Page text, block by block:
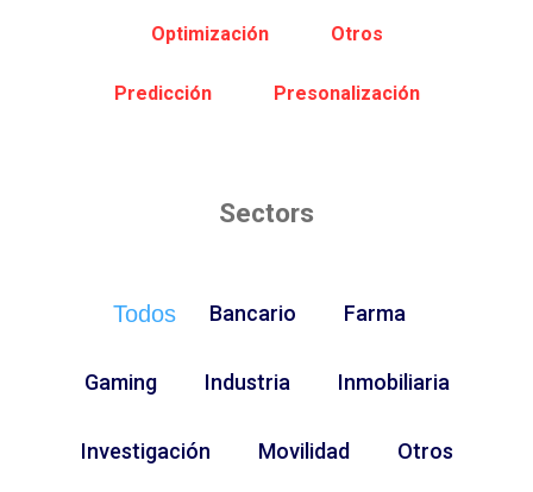
Optimización Otros
Predicción Presonalización
Sectors
Todos Bancario Farma
Gaming Industria Inmobiliaria
Investigación Movilidad Otros